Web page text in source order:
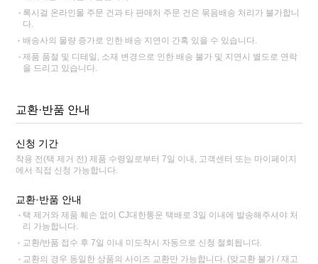
록시걸 온라인몰 주문 건과 타 판매처 주문 건은 묶음배송 처리가 불가합니
다.
배송사의 물량 증가로 인한 배송 지연이 간혹 있을 수 있습니다.
제품 품절 및 디테일, 소재 변경으로 인한 배송 불가 및 지연시 별도로 연락
을 드리고 있습니다.
교환·반품 안내
신청 기간
착용 전(택 제거 전) 제품 수령일로부터 7일 이내, 고객센터 또는 마이페이지
에서 직접 신청 가능합니다.
교환·반품 안내
택 제거와 제품 훼손 없이 CJ대한통운 택배로 3일 이내에 발송해주셔야 처
리 가능합니다.
교환/반품 접수 후 7일 이내 미도착시 자동으로 신청 철회됩니다.
교환의 경우 동일한 상품의 사이즈 교환만 가능합니다. (맞교환 불가 / 재고